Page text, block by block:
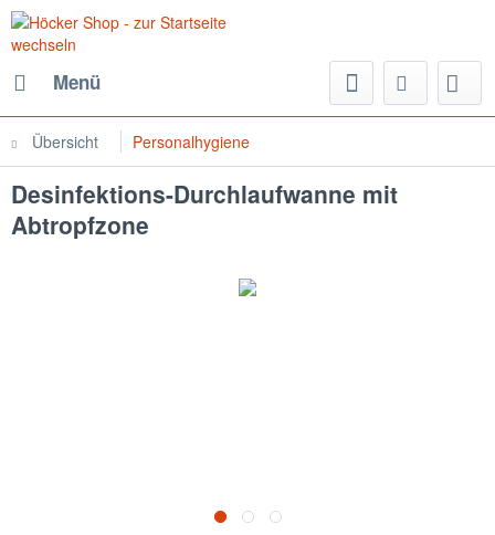
Menü
Übersicht Personalhygiene
Desinfektions-Durchlaufwanne mit
Abtropfzone